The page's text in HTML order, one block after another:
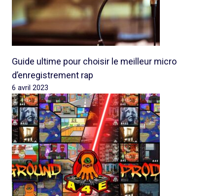
Guide ultime pour choisir le meilleur micro
d’enregistrement rap
6 avril 2023